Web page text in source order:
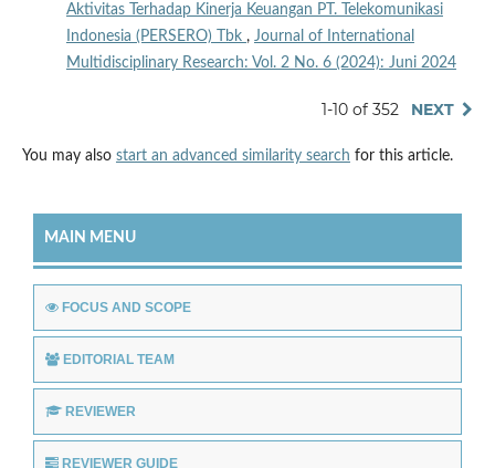
Aktivitas Terhadap Kinerja Keuangan PT. Telekomunikasi
Indonesia (PERSERO) Tbk , Journal of International
Multidisciplinary Research: Vol. 2 No. 6 (2024): Juni 2024
1-10 of 352 NEXT
You may also start an advanced similarity search for this article.
MAIN MENU
FOCUS AND SCOPE
EDITORIAL TEAM
REVIEWER
REVIEWER GUIDE